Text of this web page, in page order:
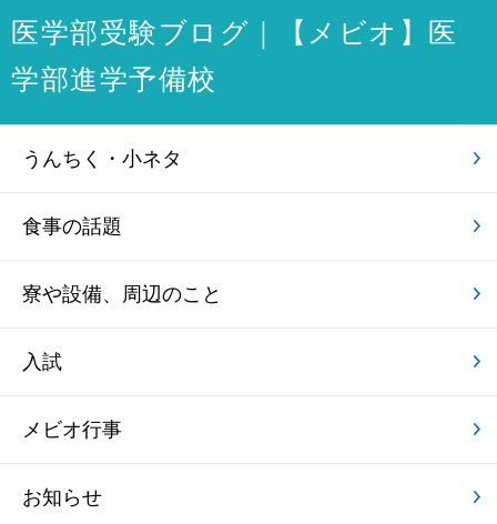
医学部受験ブログ｜【メビオ】医
学部進学予備校
うんちく・小ネタ
食事の話題
寮や設備、周辺のこと
入試
メビオ行事
お知らせ